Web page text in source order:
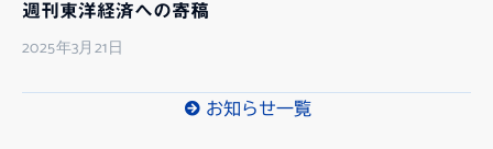
週刊東洋経済への寄稿
2025年3月21日
お知らせ一覧